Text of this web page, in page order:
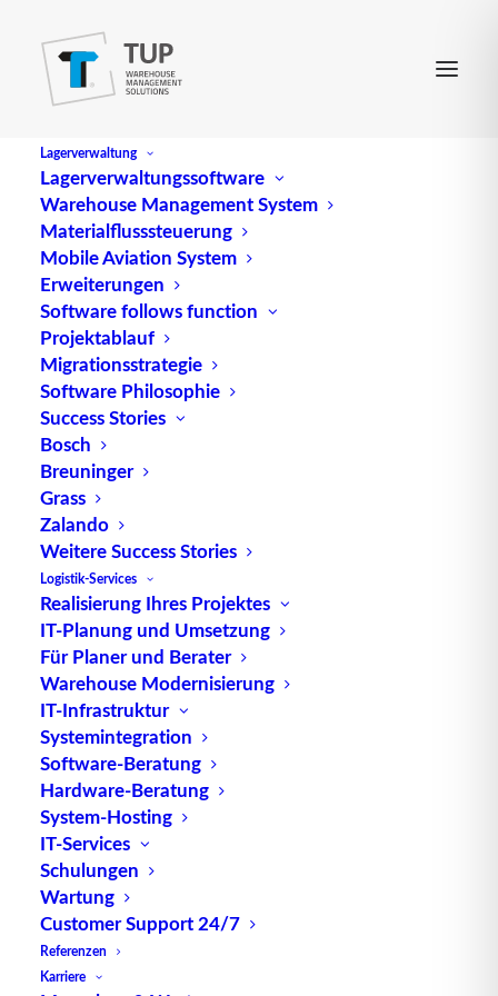
Lagerverwaltung
Lagerverwaltungssoftware
Warehouse Management System
Materialflusssteuerung
Mobile Aviation System
Erweiterungen
Software follows function
Projektablauf
Migrationsstrategie
Software Philosophie
Success Stories
Bosch
Breuninger
Grass
Zalando
Weitere Success Stories
Logistik-Services
Realisierung Ihres Projektes
IT-Planung und Umsetzung
Für Planer und Berater
Warehouse Modernisierung
IT-Infrastruktur
Systemintegration
Software-Beratung
Hardware-Beratung
System-Hosting
IT-Services
Schulungen
Wartung
Customer Support 24/7
Referenzen
Karriere
Vendor-managed Inventory
(abgek. VMI): Beim VMI übernimmt der Lieferant
(oder Outsourcing-Partner) die Bestandsführung
seiner Waren und Güter beim Kunden (Händler
oder Produzenten). Hierzu erhält er kontinuierlich
Informationen, z. B. über den prognostizierten
Bedarf seines Kunden. Ziel des VMI ist das
Erreichen eines höheren Servicegrads bei
gleichzeitig kürzeren
geringeren Beständen.
Quelle: logipedia / Fraunhofer IML
TUP GmbH & Co. KG
Die kombinierbare Lagerverwaltungs-Software von
TUP, liefert dank ihrer Flexibilität immer die
effektivste Lösung und ist zudem in hohem Maße
wiederverwendbar.